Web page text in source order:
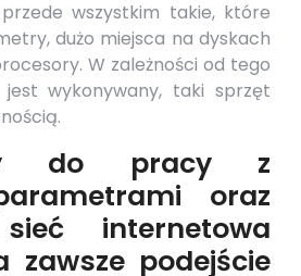
wszystkim takie, które
dużo miejsca na dyskach
W zależności od tego
wykonywany, taki sprzęt
do pracy z
oraz
internetowa
zawsze podejście